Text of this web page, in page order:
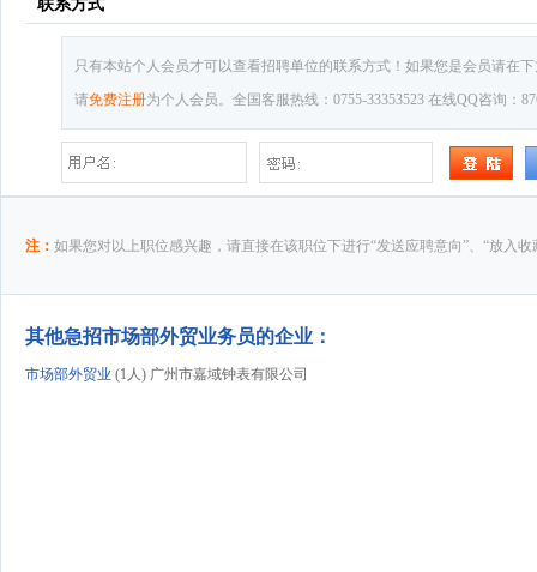
联系方式
只有本站个人会员才可以查看招聘单位的联系方式！如果您是会员请在
请免费注册为个人会员。全国客服热线：0755-33353523 在线QQ咨询：
注： 如果您对以上职位感兴趣，请直接在该职位下进行“发送应聘意向”、“放入
其他急招市场部外贸业务员的企业：
市场部外贸业 (1人) 广州市嘉域钟表有限公司